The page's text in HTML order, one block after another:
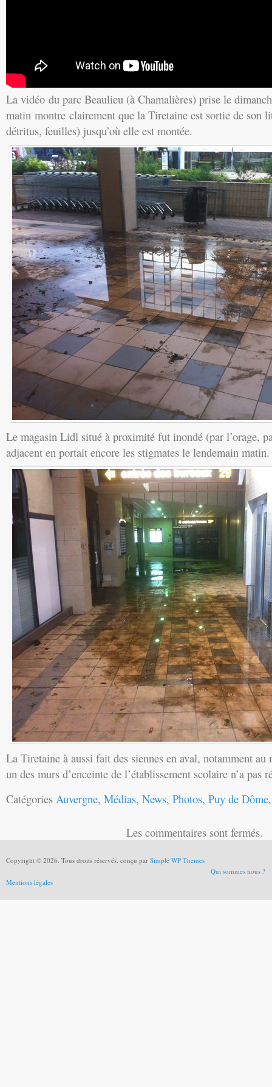
La vidéo du parc Beaulieu (à Chamalières) prise le
matin montre clairement que la Tiretaine est sortie de son
détritus, feuilles) jusqu’où elle est montée.
Le magasin Lidl situé à proximité fut inondé (par l’orage,
adjacent en portait encore les stigmates le lendemain matin.
La Tiretaine à aussi fait des siennes en aval, notamment
un des murs d’enceinte de l’établissement scolaire n’a pas
Catégories Auvergne, Médias, News, Photos, Puy de Dôme
Les commentaires sont fermés.
Copyright © 2026. Tous droits réservés. conçu par Simple WP Themes
Qui sommes nous ?
Mentions légales